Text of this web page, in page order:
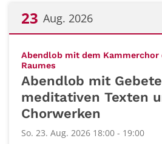
23 Aug. 2026
Abendlob mit dem Kammerchor
Raumes
Abendlob mit
meditativen Texten
Chorwerken
So. 23. Aug. 2026 18:00 - 19:00